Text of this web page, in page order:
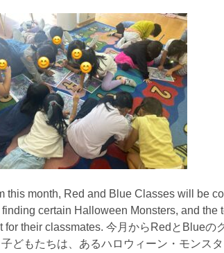
this month, Red and Blue Classes will be
certain Halloween Monsters, and the
for their classmates. 今月からRedとBlue
どもたちは、あるハロウィーン・モンス